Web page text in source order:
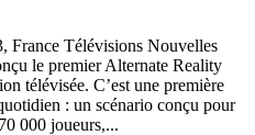
France Télévisions Nouvelles
le premier Alternate Reality
télévisée. C’est une première
: un scénario conçu pour
000 joueurs,...